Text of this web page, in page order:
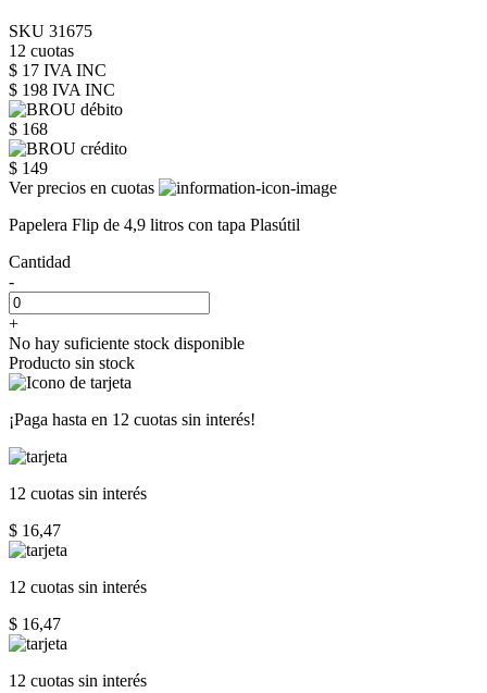
SKU 31675
12 cuotas
$ 17 IVA INC
$ 198 IVA INC
$ 168
$ 149
Ver precios en cuotas
Papelera Flip de 4,9 litros con tapa Plasútil
Cantidad
-
+
No hay suficiente stock disponible
Producto sin stock
¡Paga hasta en 12 cuotas sin interés!
12 cuotas sin interés
$ 16,47
12 cuotas sin interés
$ 16,47
12 cuotas sin interés